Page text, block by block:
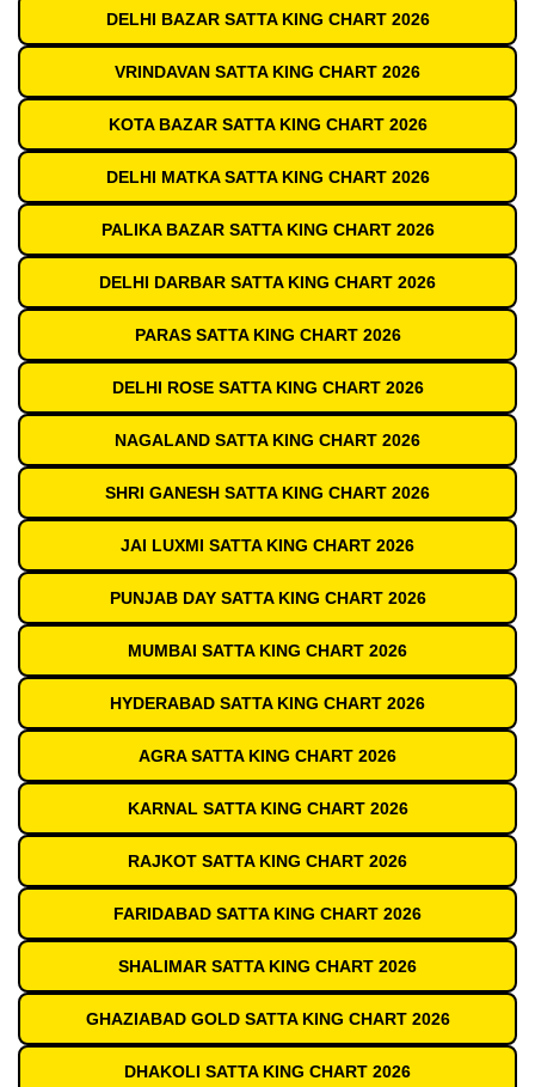
DELHI BAZAR SATTA KING CHART 2026
VRINDAVAN SATTA KING CHART 2026
KOTA BAZAR SATTA KING CHART 2026
DELHI MATKA SATTA KING CHART 2026
PALIKA BAZAR SATTA KING CHART 2026
DELHI DARBAR SATTA KING CHART 2026
PARAS SATTA KING CHART 2026
DELHI ROSE SATTA KING CHART 2026
NAGALAND SATTA KING CHART 2026
SHRI GANESH SATTA KING CHART 2026
JAI LUXMI SATTA KING CHART 2026
PUNJAB DAY SATTA KING CHART 2026
MUMBAI SATTA KING CHART 2026
HYDERABAD SATTA KING CHART 2026
AGRA SATTA KING CHART 2026
KARNAL SATTA KING CHART 2026
RAJKOT SATTA KING CHART 2026
FARIDABAD SATTA KING CHART 2026
SHALIMAR SATTA KING CHART 2026
GHAZIABAD GOLD SATTA KING CHART 2026
DHAKOLI SATTA KING CHART 2026